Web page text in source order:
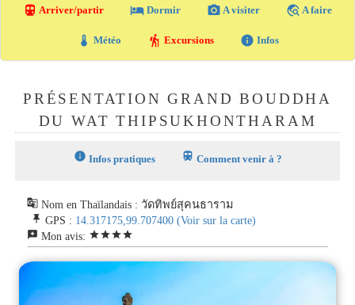
directions_transit Arriver/partir local_hotel Dormir photo_camera A visiter travel_explore A faire
thermostat Météo hiking Excursions info Infos
PRÉSENTATION GRAND BOUDDHA
DU WAT THIPSUKHONTHARAM
info Infos pratiques train Comment venir à ?
g_translate Nom en Thaïlandais : วัดทิพย์สุคนธาราม
push_pin GPS : 14.317175,99.707400 (Voir sur la carte)
reviews Mon avis: starstarstarstar